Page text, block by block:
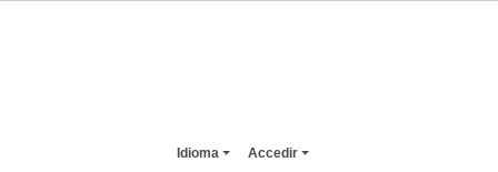
Idioma Accedir